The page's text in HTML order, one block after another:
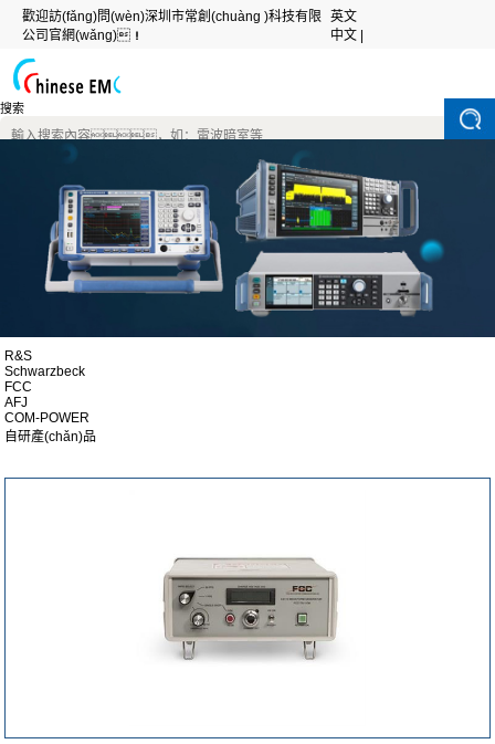
歡迎訪(fǎng)問(wèn)深圳市常創(chuàng )科技有限
公司官網(wǎng)！
英文
中文 |
搜索
R&S
Schwarzbeck
FCC
AFJ
COM-POWER
自研產(chǎn)品